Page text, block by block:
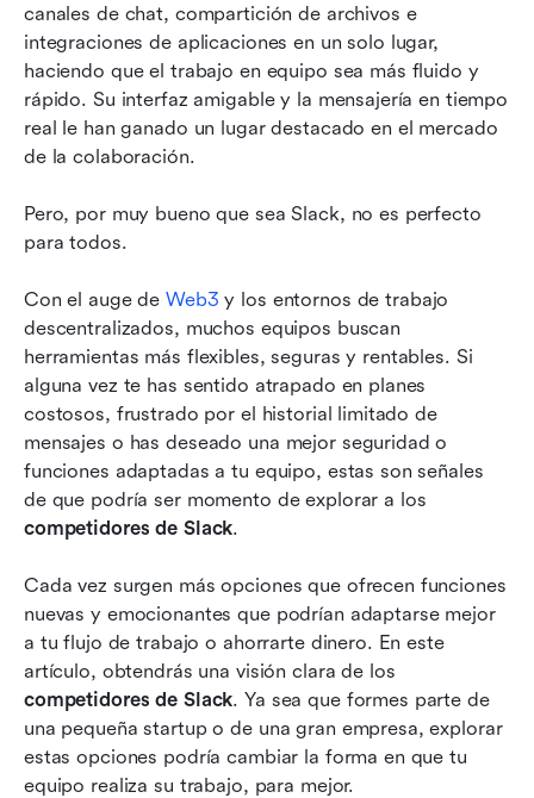
canales de chat, compartición de archivos e
integraciones de aplicaciones en un solo lugar,
haciendo que el trabajo en equipo sea más fluido y
rápido. Su interfaz amigable y la mensajería en tiempo
real le han ganado un lugar destacado en el mercado
de la colaboración.
Pero, por muy bueno que sea Slack, no es perfecto
para todos.
Con el auge de Web3 y los entornos de trabajo
descentralizados, muchos equipos buscan
herramientas más flexibles, seguras y rentables. Si
alguna vez te has sentido atrapado en planes
costosos, frustrado por el historial limitado de
mensajes o has deseado una mejor seguridad o
funciones adaptadas a tu equipo, estas son señales
competidores de Slack.
Cada vez surgen más opciones que ofrecen funciones
nuevas y emocionantes que podrían adaptarse mejor
a tu flujo de trabajo o ahorrarte dinero. En este
competidores de Slack. Ya sea que formes parte de
una pequeña startup o de una gran empresa, explorar
estas opciones podría cambiar la forma en que tu
equipo realiza su trabajo, para mejor.
Giro
Mattermost
Discord
ClickUp
Google Chat
Rocket.Chat
Flock
Chanty
Zoho Cliq
Consideraciones de seguridad y privacidad al
elegir competidores de Slack
Preguntas frecuentes
Slack para tu equipo
Lectura relacionada